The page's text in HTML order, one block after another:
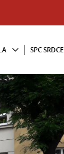
SPC SRDCE